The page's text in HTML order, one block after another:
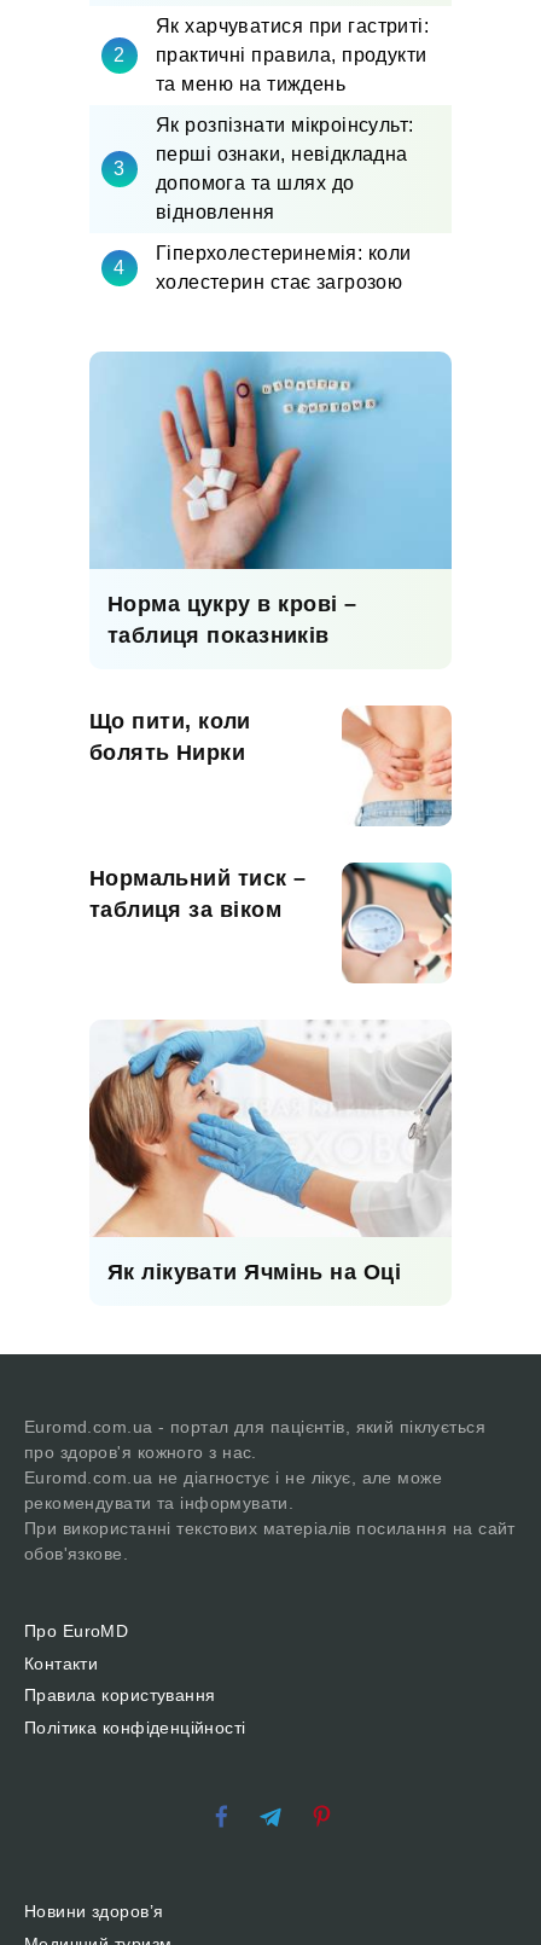
Як харчуватися при гастриті:
практичні правила, продукти
та меню на тиждень
Як розпізнати мікроінсульт:
перші ознаки, невідкладна
допомога та шлях до
відновлення
Гіперхолестеринемія: коли
холестерин стає загрозою
Норма цукру в крові –
таблиця показників
Що пити, коли
болять Нирки
Нормальний тиск –
таблиця за віком
Як лікувати Ячмінь на Оці
Euromd.com.ua - портал для пацієнтів, який піклується
про здоров'я кожного з нас.
Euromd.com.ua не діагностує і не лікує, але може
рекомендувати та інформувати.
При використанні текстових матеріалів посилання на сайт
обов'язкове.
Про EuroMD
Контакти
Правила користування
Політика конфіденційності
Новини здоров’я